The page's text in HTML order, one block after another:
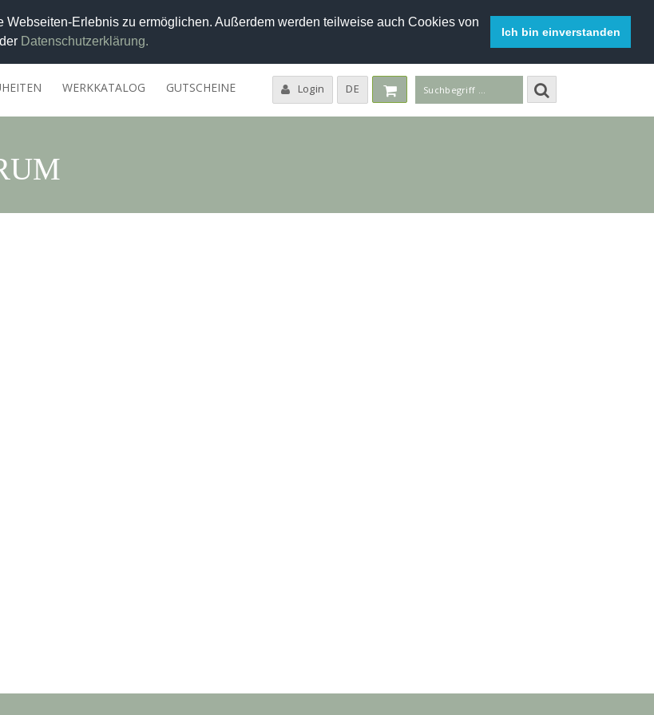
Erlebnis zu ermöglichen. Außerdem werden teilweise auch Cookies von
Datenschutzerklärung.
Ich bin einverstanden
WERKKATALOG GUTSCHEINE DE
Login